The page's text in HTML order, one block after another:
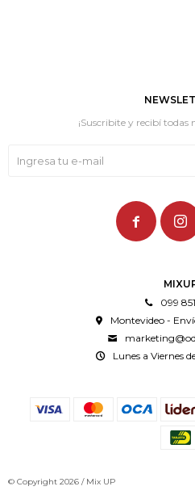
099
Montevideo -
Lunes a Viernes
¡Suscribite y recibí todas
 
© Copyright 2026 / Mix UP